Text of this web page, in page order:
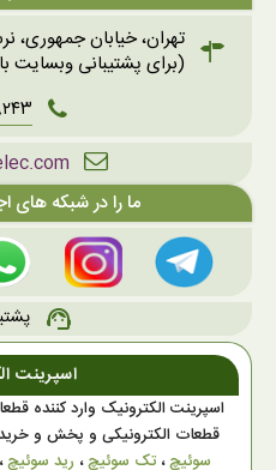
تهران، خیابان جمهوری،
(برای پشتیبانی
ما را در شبکه های
support_agent
اسپرینت
اسپرینت الکترونیک وارد کننده
قطعات الکترونیکی و پخش و
سوئیچ،تک سوئیچ، رید سوئیچ،